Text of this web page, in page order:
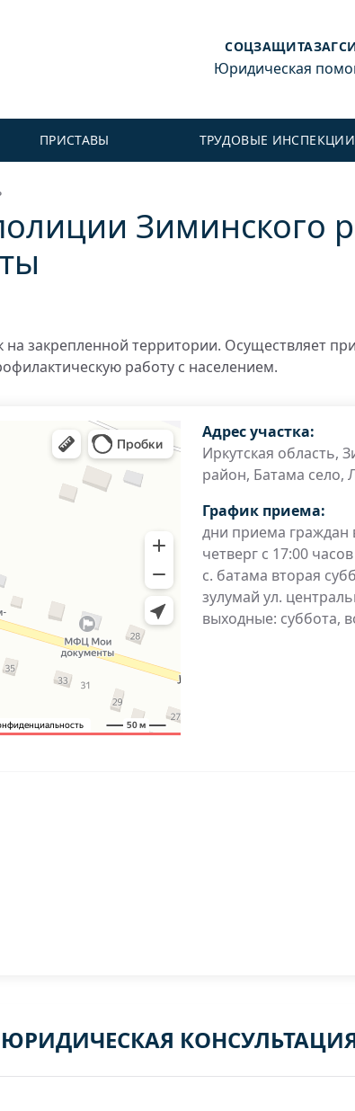
СОЦЗАЩИТАЗАГС
Юридическая
ПРИСТАВЫ ТРУДОВЫЕ ИНСПЕКЦИИ
Зиминского
закрепленной территории. Осуществляет
работу с населением.
Адрес участка:
Иркутская область,
район, Батама село,
График приема:
дни приема граждан
четверг с 17:00
с. батама вторая
зулумай ул.
выходные: суббота,
ЮРИДИЧЕСКАЯ